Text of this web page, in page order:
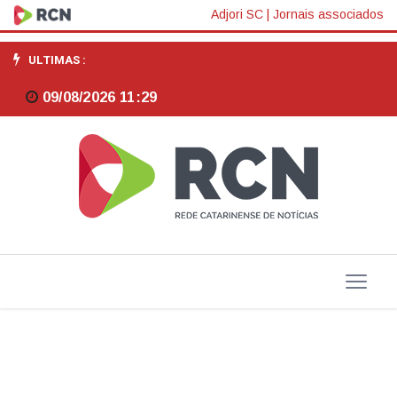
Faturamento
do
setor
mineral
cresceu
em
Adjori SC Jornais associados
ULTIMAS :
09/08/2026 11:29